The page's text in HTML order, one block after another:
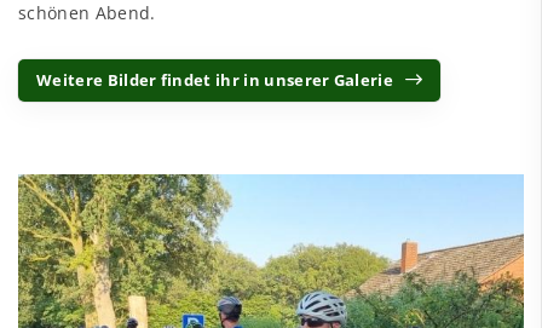
schönen Abend.
Weitere Bilder findet ihr in unserer Galerie